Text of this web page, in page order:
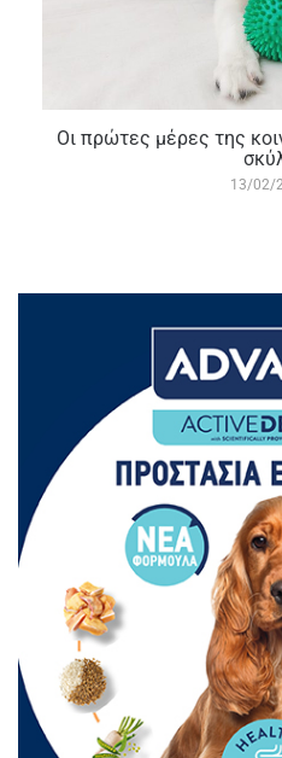
Οι πρώτες μέρες της
13/02/